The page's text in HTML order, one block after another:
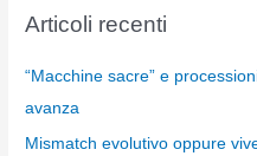
Articoli recenti
“Macchine sacre” e
avanza
Mismatch evolutivo oppure